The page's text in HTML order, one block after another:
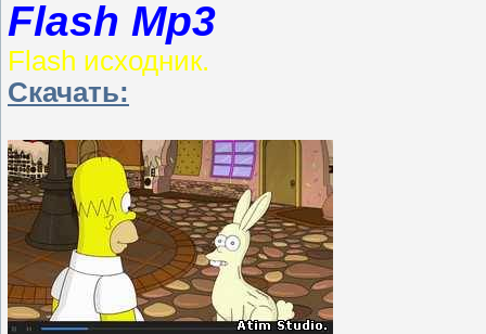
Flash Mp3
Flash исходник.
Скачать: